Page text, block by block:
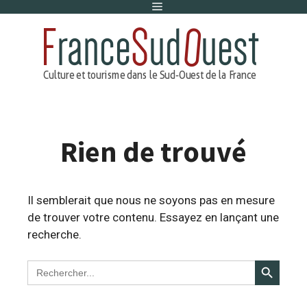
Menu
Rien de trouvé
Il semblerait que nous ne soyons pas en mesure
de trouver votre contenu. Essayez en lançant une
recherche.
Search
for:
Search Button